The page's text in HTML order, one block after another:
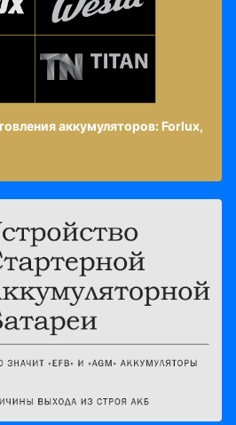
аккумуляторов: Forlux,